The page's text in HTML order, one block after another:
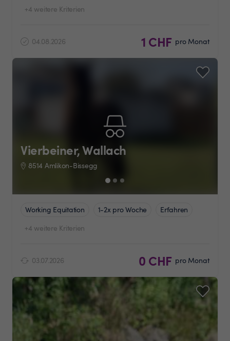
+4 weitere Kriterien
04.08.2026 1 CHF pro Monat
Vierbeiner, Wallach
8514 Amlikon-Bissegg
Working Equitation 1-2x pro Woche
Erfahren
+4 weitere Kriterien
03.07.2026 0 CHF pro Monat